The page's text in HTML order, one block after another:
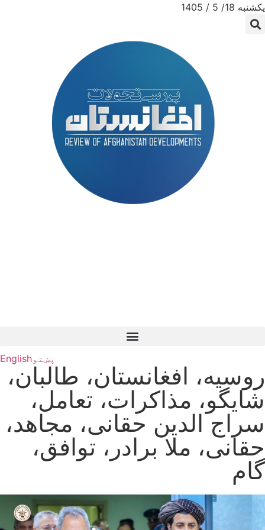
یکشنبه 18/ 5 / 1405
پښتوEnglish
روسیه، افغانستان، طالبان،
شایگو، مذاکرات، تعامل،
سراج الدین حقانی، مجاهد،
حقانی، ملا برادر، توافق،
گام